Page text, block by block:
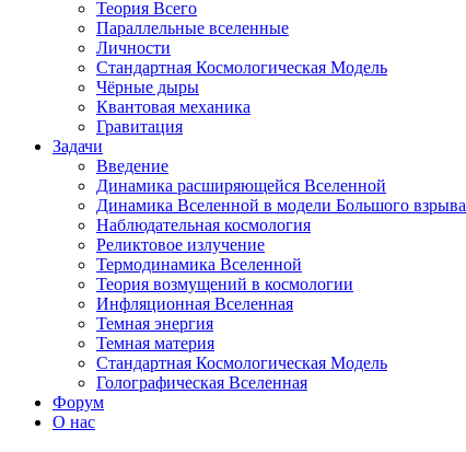
Теория Всего
Параллельные вселенные
Личности
Стандартная Космологическая Модель
Чёрные дыры
Квантовая механика
Гравитация
Задачи
Введение
Динамика расширяющейся Вселенной
Динамика Вселенной в модели Большого взрыва
Наблюдательная космология
Реликтовое излучение
Термодинамика Вселенной
Теория возмущений в космологии
Инфляционная Вселенная
Темная энергия
Темная материя
Стандартная Космологическая Модель
Голографическая Вселенная
Форум
О нас